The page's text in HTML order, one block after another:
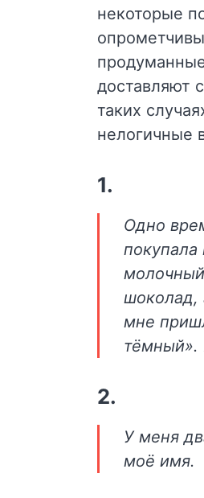
некоторые
доставляют
таких
нелогичные
1.
Одно
шоколад,
мне
тёмный».
2.
У меня
моё имя.